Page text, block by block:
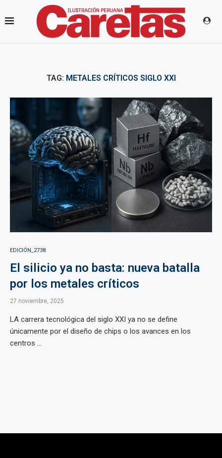
TAG: METALES CRÍTICOS SIGLO XXI
EDICIÓN_2738
El silicio ya no basta: nueva batalla
por los metales críticos
27 noviembre, 2025
LA carrera tecnológica del siglo XXI ya no se define
únicamente por el diseño de chips o los avances en los
centros ...